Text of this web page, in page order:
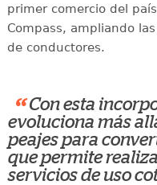
primer comercio del
Compass, ampliando
de conductores.
“ Con esta
evoluciona más
peajes para
que permite
servicios de uso